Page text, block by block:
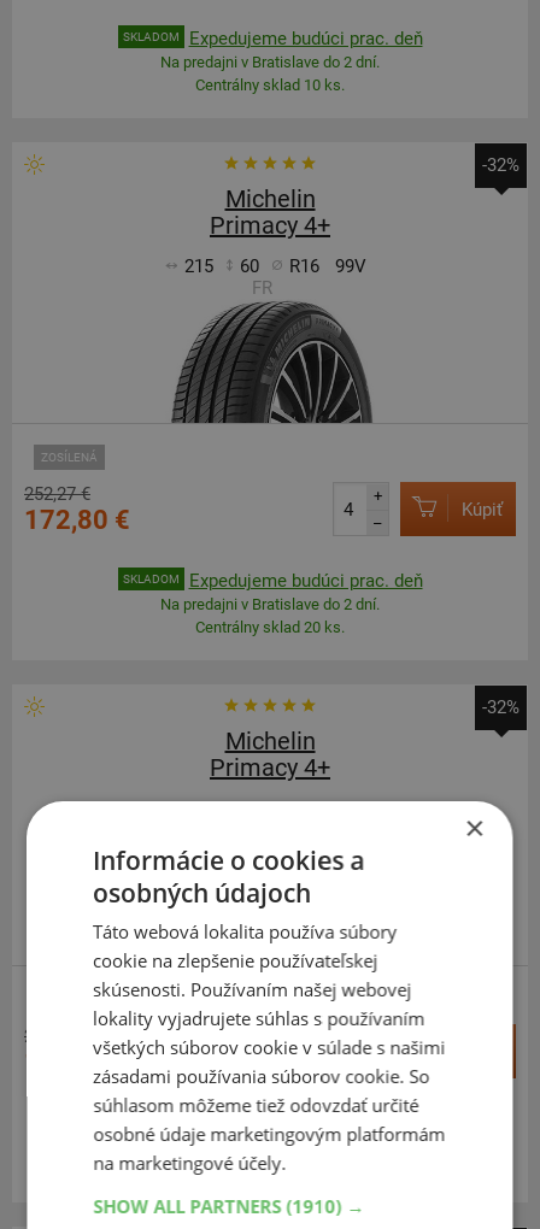
SKLADOM Expedujeme budúci prac. deň
Na predajni v Bratislave do 2 dní.
Centrálny sklad 10 ks.
-32%
Michelin
Primacy 4+
215 60 R16
99V
FR
ZOSÍLENÁ
252,27 €
172,80 €
+
–
Kúpiť
SKLADOM Expedujeme budúci prac. deň
Na predajni v Bratislave do 2 dní.
Centrálny sklad 20 ks.
-32%
Michelin
Primacy 4+
205 50 R19
94H
ZOSÍLENÁ
257,69 €
175,10 €
–
Expedujeme do 3-8 prac. dní
Na predajni v Bratislave do 3-8 prac. dní.
Centrálny sklad ČR 18 ks.
×
Informácie o cookies a
osobných údajoch
Táto webová lokalita používa súbory
cookie na zlepšenie používateľskej
skúsenosti. Používaním našej webovej
lokality vyjadrujete súhlas s používaním
všetkých súborov cookie v súlade s našimi
zásadami používania súborov cookie. So
súhlasom môžeme tiež odovzdať určité
osobné údaje marketingovým platformám
na marketingové účely.
SHOW ALL PARTNERS(1910) →